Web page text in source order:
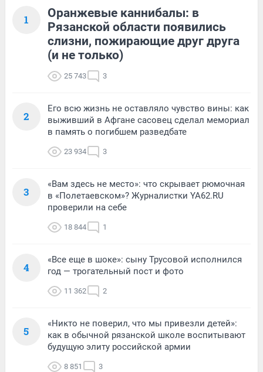
1
Оранжевые каннибалы: в
Рязанской области появились
слизни, пожирающие друг друга
(и не только)
25 743 3
2
Его всю жизнь не оставляло чувство вины: как
выживший в Афгане сасовец сделал мемориал
в память о погибшем разведбате
23 934 3
3
«Вам здесь не место»: что скрывает рюмочная
в «Полетаевском»? Журналистки YA62.RU
проверили на себе
18 844 1
4
«Все еще в шоке»: сыну Трусовой исполнился
год — трогательный пост и фото
11 362 2
5
«Никто не поверил, что мы привезли детей»:
как в обычной рязанской школе воспитывают
будущую элиту российской армии
8 851 3